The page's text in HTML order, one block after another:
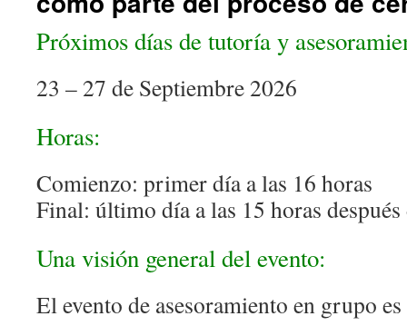
Próximos días de tutoría y
23 – 27 de Septiembre 2026
Horas:
Comienzo: primer día a las 16 horas
Final: último día a las 15 horas
Una visión general del evento:
El evento de asesoramiento en grupo